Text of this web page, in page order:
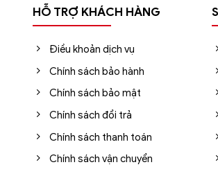
Sencom Việt Nam
Trung, Hà Đông, Hà Nội
chuyển ngoại thành. Áp dụng đối với
nhận của tổng đài viên trong vòng 2
HỖ TRỢ KHÁCH HÀNG
Điều khoản dịch vụ
Chính sách bảo hành
Chính sách bảo mật
Chính sách đổi trả
Chính sách thanh toán
Chính sách vận chuyển